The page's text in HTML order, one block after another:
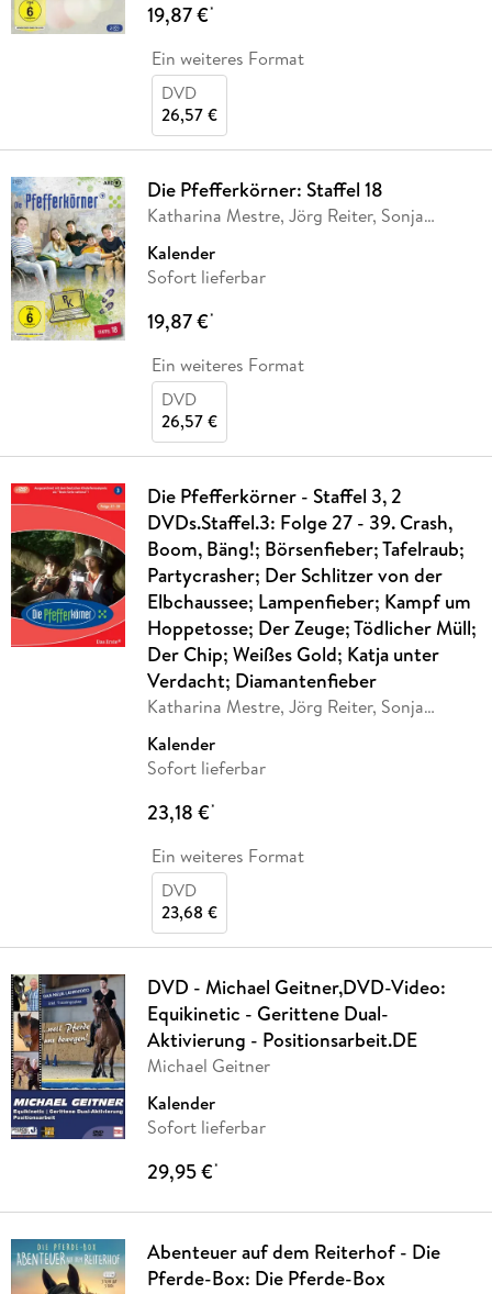
19,87 €*
Ein weiteres Format
DVD
26,57 €
Die Pfefferkörner: Staffel 18
Katharina Mestre, Jörg Reiter, Sonja
Sairally,
Kalender
Sofort lieferbar
19,87 €*
Ein weiteres Format
DVD
26,57 €
Die Pfefferkörner - Staffel 3, 2
DVDs.Staffel.3: Folge 27 - 39. Crash,
Boom, Bäng!; Börsenfieber; Tafelraub;
Partycrasher; Der Schlitzer von der
Elbchaussee; Lampenfieber; Kampf um
Hoppetosse; Der Zeuge; Tödlicher Müll;
Der Chip; Weißes Gold; Katja unter
Verdacht; Diamantenfieber
Katharina Mestre, Jörg Reiter, Sonja
Sairally,
Kalender
Sofort lieferbar
23,18 €*
Ein weiteres Format
DVD
23,68 €
DVD - Michael Geitner,DVD-Video:
Equikinetic - Gerittene Dual-
Aktivierung - Positionsarbeit.DE
Michael Geitner
Kalender
Sofort lieferbar
29,95 €*
Abenteuer auf dem Reiterhof - Die
Pferde-Box: Die Pferde-Box